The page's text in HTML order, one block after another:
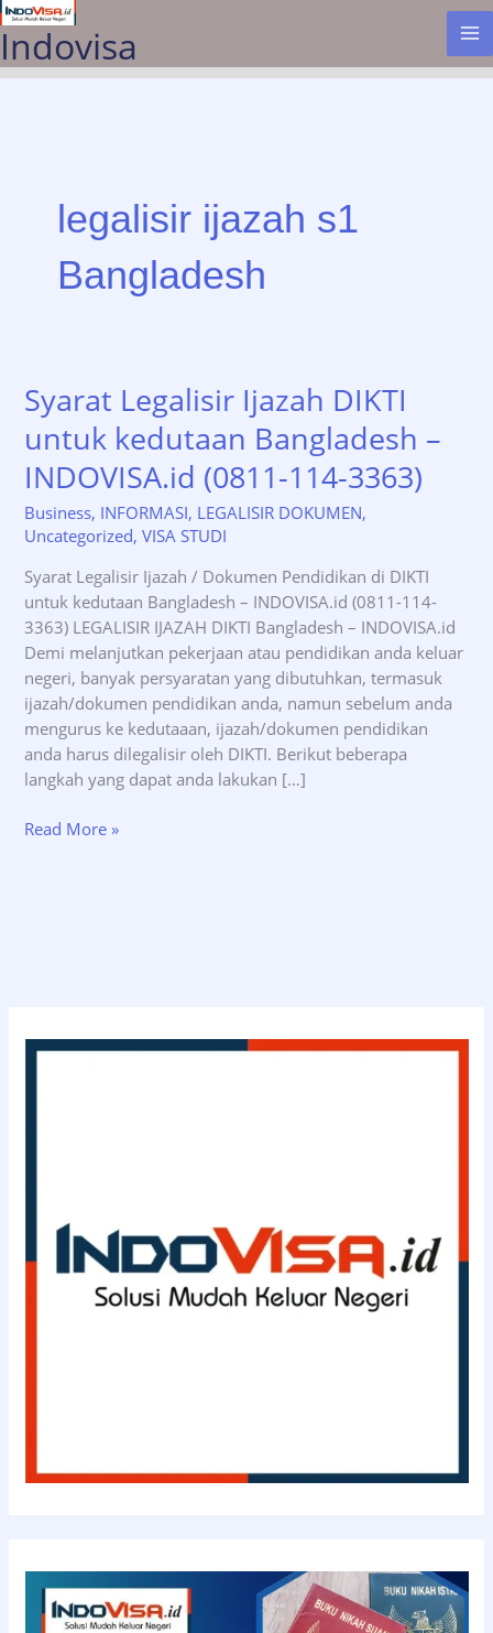
Lewati
ke
konten
Indovisa
legalisir ijazah s1
Bangladesh
Syarat Legalisir Ijazah DIKTI
untuk kedutaan Bangladesh –
INDOVISA.id (0811-114-3363)
Business, INFORMASI, LEGALISIR DOKUMEN,
Uncategorized,VISA STUDI
Syarat Legalisir Ijazah / Dokumen Pendidikan di DIKTI
untuk kedutaan Bangladesh – INDOVISA.id (0811-114-
3363) LEGALISIR IJAZAH DIKTI Bangladesh – INDOVISA.id
Demi melanjutkan pekerjaan atau pendidikan anda keluar
negeri, banyak persyaratan yang dibutuhkan, termasuk
ijazah/dokumen pendidikan anda, namun sebelum anda
mengurus ke kedutaaan, ijazah/dokumen pendidikan
anda harus dilegalisir oleh DIKTI. Berikut beberapa
langkah yang dapat anda lakukan […]
Syarat
(0811-
Read More »